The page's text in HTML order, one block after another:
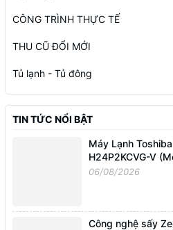
CÔNG TRÌNH THỰC TẾ
THU CŨ ĐỔI MỚI
Tủ lạnh - Tủ đông
TIN TỨC NỔI BẬT
Máy Lạnh
H24P2KCVG-V
Điện Máy Nguyễn
06/08/2026
Công nghệ sấy